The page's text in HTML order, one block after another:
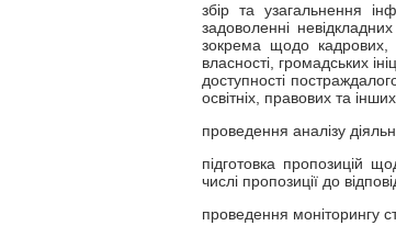
збір та узагальнення
задоволенні
зокрема щодо кадрових,
власності, громадських
доступності
освітніх, правових та
проведення аналізу
підготовка пропозицій
числі пропозиції до
проведення моніторингу